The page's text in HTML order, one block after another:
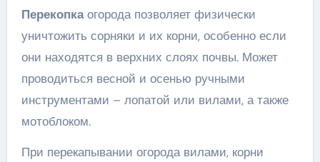
Перекопкаогорода позволяет физически
уничтожить сорняки и их корни, особенно если
они находятся в верхних слоях почвы. Может
проводиться весной и осенью ручными
инструментами – лопатой или вилами, а также
мотоблоком.
При перекапывании огорода вилами, корни